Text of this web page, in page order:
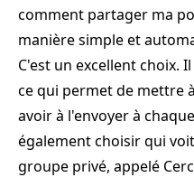
comment partager ma
manière simple et
C'est un excellent choix.
ce qui permet de mettre
avoir à l'envoyer à
également choisir qui
groupe privé, appelé